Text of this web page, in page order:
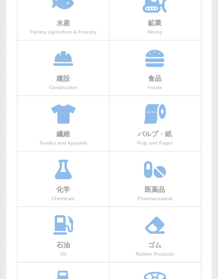
水産
Fishery, Agriculture & Forestry
鉱業
Mining
建設
Construction
食品
Foods
繊維
Textiles and Apparels
パルプ・紙
Pulp and Paper
化学
Chemicals
医薬品
Pharmaceutical
石油
Oil
ゴム
Rubber Products